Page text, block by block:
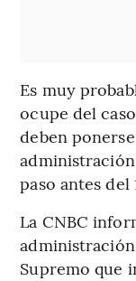
Es muy
ocupe del
deben
paso antes del
La CNBC
Supremo que